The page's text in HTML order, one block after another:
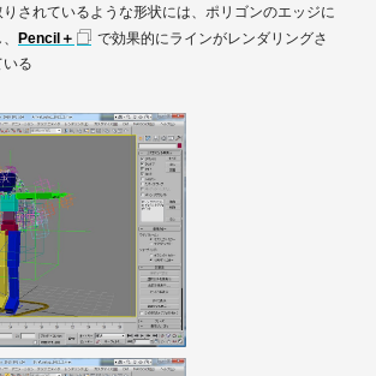
されているような形状には、ポリゴンのエッジに
Pencil＋
で効果的にラインがレンダリングさ
る